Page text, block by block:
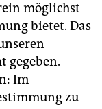
möglichst
bietet. Das
gegeben.
Im
zu